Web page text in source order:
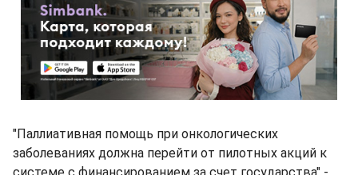
"Паллиативная помощь при онкологических
заболеваниях должна перейти от пилотных акций к